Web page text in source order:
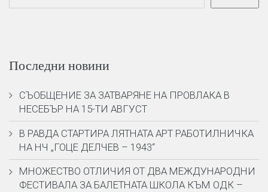
Последни новини
СЪОБЩЕНИЕ ЗА ЗАТВАРЯНЕ НА ПРОВЛАКА В
НЕСЕБЪР НА 15-ТИ АВГУСТ
В РАВДА СТАРТИРА ЛЯТНАТА АРТ РАБОТИЛНИЧКА
НА НЧ „ГОЦЕ ДЕЛЧЕВ – 1943“
МНОЖЕСТВО ОТЛИЧИЯ ОТ ДВА МЕЖДУНАРОДНИ
ФЕСТИВАЛА ЗА БАЛЕТНАТА ШКОЛА КЪМ ОДК –